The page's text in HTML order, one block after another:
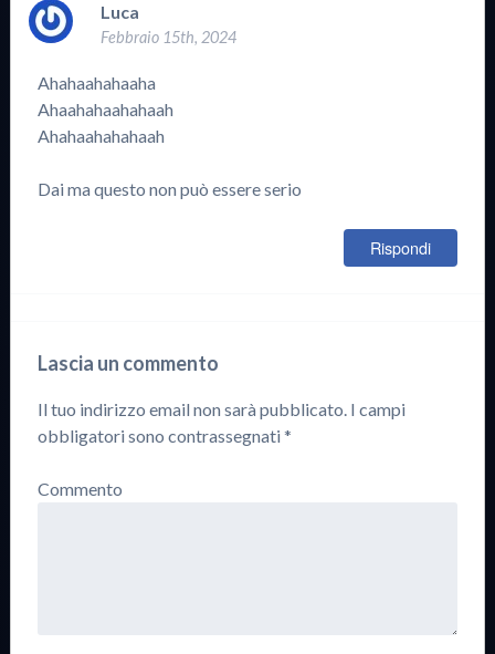
Luca
Febbraio 15th, 2024
Ahahaahahaaha
Ahaahahaahahaah
Ahahaahahahaah
Dai ma questo non può essere serio
Rispondi
Lascia un commento
Il tuo indirizzo email non sarà pubblicato.I campi
obbligatori sono contrassegnati *
Commento